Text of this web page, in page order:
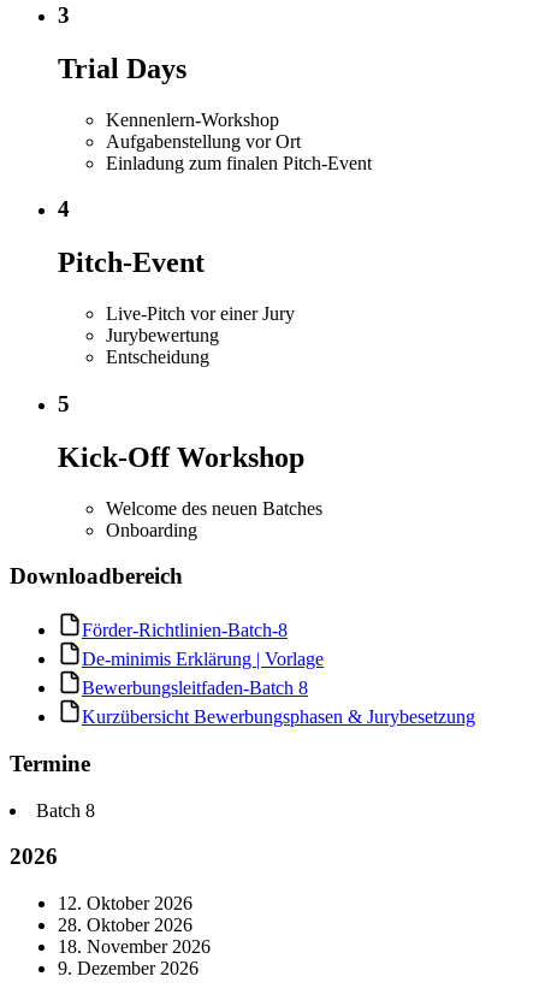
3
Trial Days
Kennenlern-Workshop
Aufgabenstellung vor Ort
Einladung zum finalen Pitch-Event
4
Pitch-Event
Live-Pitch vor einer Jury
Jurybewertung
Entscheidung
5
Kick-Off Workshop
Welcome des neuen Batches
Onboarding
Downloadbereich
Förder-Richtlinien-Batch-8
De-minimis Erklärung | Vorlage
Bewerbungsleitfaden-Batch 8
Kurzübersicht Bewerbungsphasen & Jurybesetzung
Termine
Batch 8
2026
12. Oktober 2026
28. Oktober 2026
18. November 2026
9. Dezember 2026